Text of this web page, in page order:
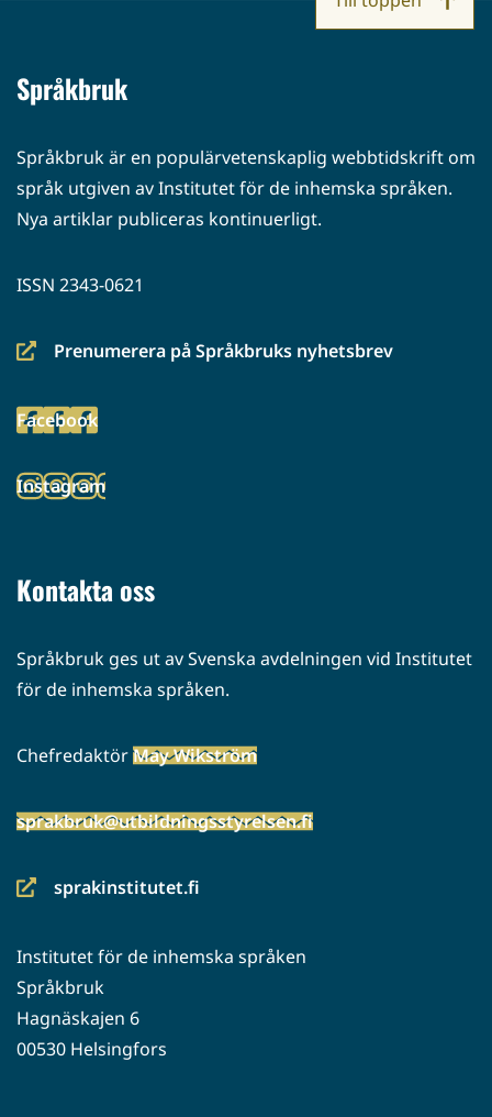
Språkbruk
Språkbruk är en populärvetenskaplig webbtidskrift om
språk utgiven av Institutet för de inhemska språken.
Nya artiklar publiceras kontinuerligt.
ISSN 2343-0621
Prenumerera på Språkbruks nyhetsbrev
(siirryt
palveluun)
Facebook
(siirryt
palveluun)
Instagram
(siirryt
Kontakta oss
Språkbruk ges ut av Svenska avdelningen vid Institutet
för de inhemska språken.
ChefredaktörMay Wikström
sprakbruk@utbildningsstyrelsen.fi
sprakinstitutet.fi
(siirryt
palveluun)
Institutet för de inhemska språken
Språkbruk
Hagnäskajen 6
00530 Helsingfors